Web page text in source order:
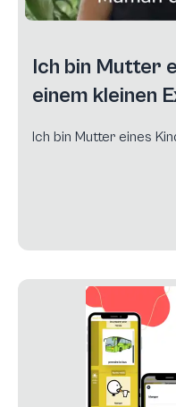
Ich bin Mutter
einem kleinen
Ich bin Mutter eines